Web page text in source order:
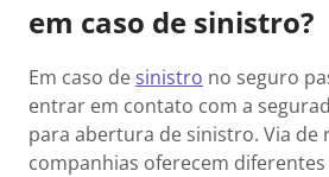
em caso de sinistro?
Em caso desinistro no seguro
entrar em contato com a
para abertura de sinistro. Via de
companhias oferecem diferentes